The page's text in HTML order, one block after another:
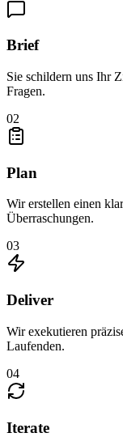
Brief
Sie schildern uns Ihr
Fragen.
02
Plan
Wir erstellen einen
Überraschungen.
03
Deliver
Wir exekutieren
Laufenden.
04
Iterate